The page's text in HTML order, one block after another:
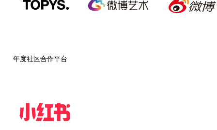
年度社区合作平台